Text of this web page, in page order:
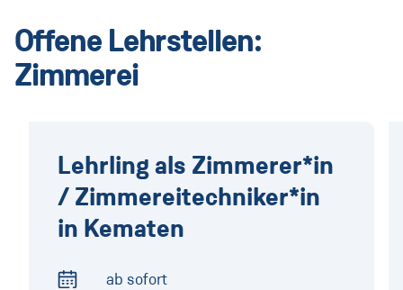
Offene Lehrstellen:
Zimmerei
Lehrling als Zimmerer*in
/ Zimmerei­tech­niker*in
in Kematen
ab sofort